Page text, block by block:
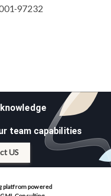
97232
team capabilities
US
platfrom powered